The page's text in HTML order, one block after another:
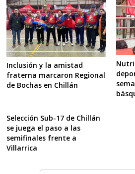
Inclusión y la amistad
fraterna marcaron Regional
de Bochas en Chillán
Selección Sub-17 de Chillán
se juega el paso a las
semifinales frente a
Villarrica